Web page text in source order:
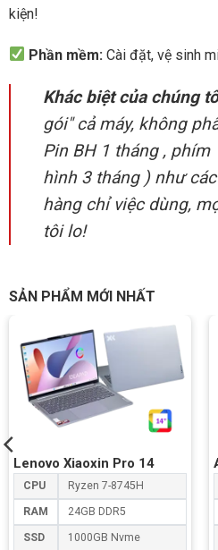
kiện!
Phần mềm: Cài đặt, vệ sinh
Khác biệt của chúng
gói" cả máy, không
Pin BH 1 tháng , phím
hình 3 tháng ) như
hàng chỉ việc dùng,
tôi lo!
SẢN PHẨM MỚI NHẤT
Lenovo Xiaoxin Pro 14
CPU Ryzen 7-8745H
RAM 24GB DDR5
SSD 1000GB Nvme